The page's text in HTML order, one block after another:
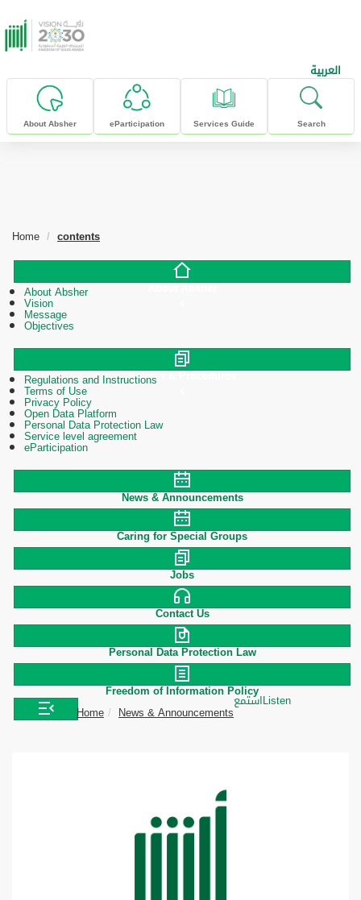
skip to main content
العربية
About Absher eParticipation Services Guide Search
Home contents
About Absher
About Absher
Vision
Message
Objectives
Polices & Procedures
Regulations and Instructions
Terms of Use
Privacy Policy
Open Data Platform
Personal Data Protection Law
Service level agreement
eParticipation
News & Announcements
Caring for Special Groups
Jobs
Contact Us
Personal Data Protection Law
Freedom of Information Policy
Home
News & Announcements
استمعListen